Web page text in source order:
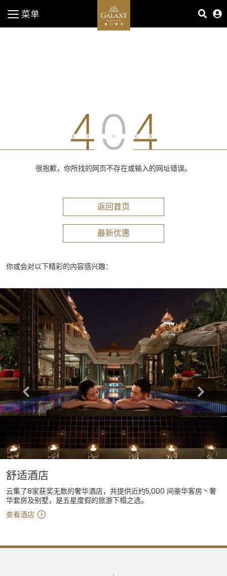
菜单
很抱歉，你所找的网页不存在或输入的网址错误。
返回首页
最新优惠
你或会对以下精彩的内容感兴趣：
Learn more
舒适酒店
云集了8家获奖无数的奢华酒店，共提供近约5,000 间豪华客房丶奢
华套房及别墅，是五星度假的旅游下榻之选。
查看酒店